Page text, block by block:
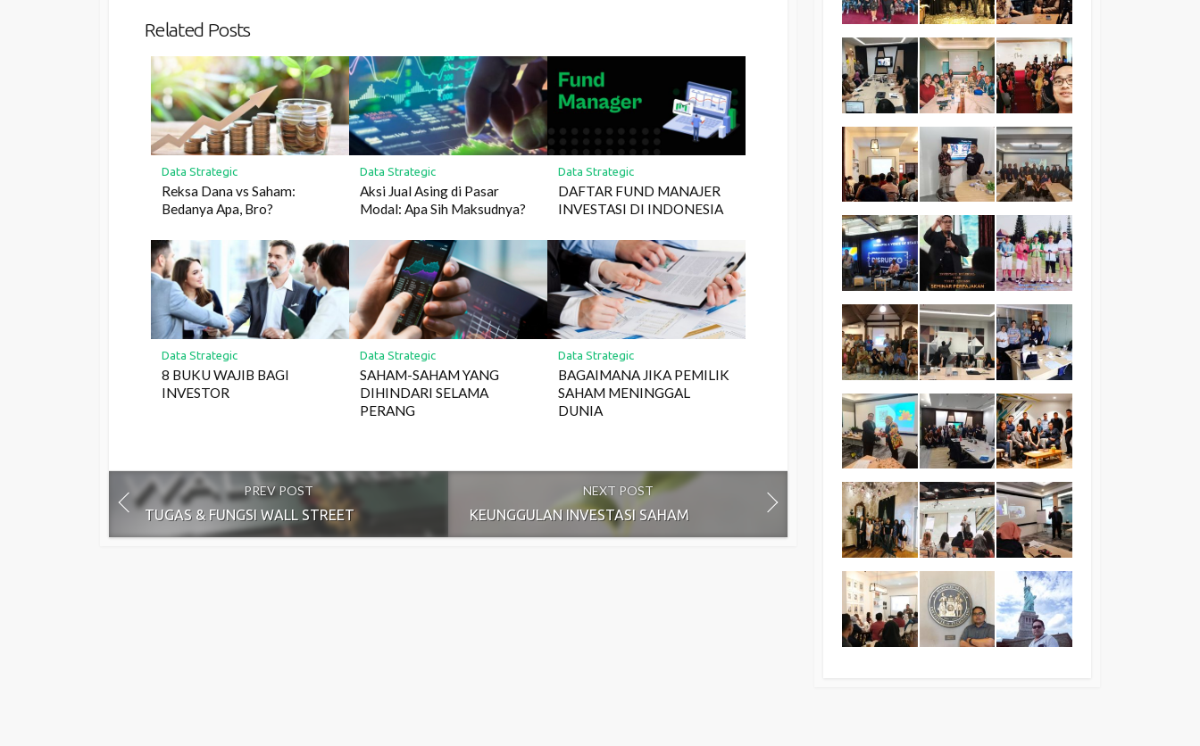
Related Posts
Data Strategic
Reksa Dana vs Saham:
Bedanya Apa, Bro?
Data Strategic
Aksi Jual Asing di Pasar
Modal: Apa Sih Maksudnya?
Data Strategic
DAFTAR FUND MANAJER
INVESTASI DI INDONESIA
Data Strategic
8 BUKU WAJIB BAGI
INVESTOR
Data Strategic
SAHAM-SAHAM YANG
DIHINDARI SELAMA
PERANG
Data Strategic
BAGAIMANA JIKA PEMILIK
SAHAM MENINGGAL
DUNIA
PREV POST
TUGAS & FUNGSI WALL STREET
NEXT POST
KEUNGGULAN INVESTASI SAHAM